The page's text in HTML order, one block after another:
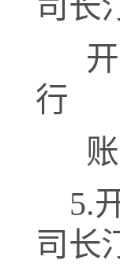
开
行
账
5.
司长